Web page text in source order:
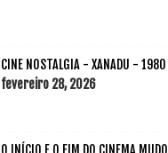
CINE NOSTALGIA - XANADU - 1980
fevereiro 28, 2026
O INÍCIO E O FIM DO CINEMA MUDO